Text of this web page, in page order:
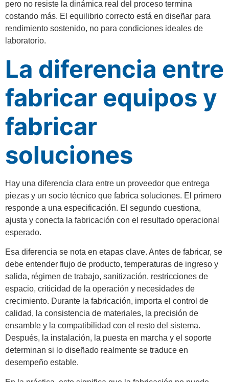
pero no resiste la dinámica real del proceso termina
costando más. El equilibrio correcto está en diseñar para
rendimiento sostenido, no para condiciones ideales de
laboratorio.
La diferencia entre
fabricar equipos y
fabricar
soluciones
Hay una diferencia clara entre un proveedor que entrega
piezas y un socio técnico que fabrica soluciones. El primero
responde a una especificación. El segundo cuestiona,
ajusta y conecta la fabricación con el resultado operacional
esperado.
Esa diferencia se nota en etapas clave. Antes de fabricar, se
debe entender flujo de producto, temperaturas de ingreso y
salida, régimen de trabajo, sanitización, restricciones de
espacio, criticidad de la operación y necesidades de
crecimiento. Durante la fabricación, importa el control de
calidad, la consistencia de materiales, la precisión de
ensamble y la compatibilidad con el resto del sistema.
Después, la instalación, la puesta en marcha y el soporte
determinan si lo diseñado realmente se traduce en
desempeño estable.